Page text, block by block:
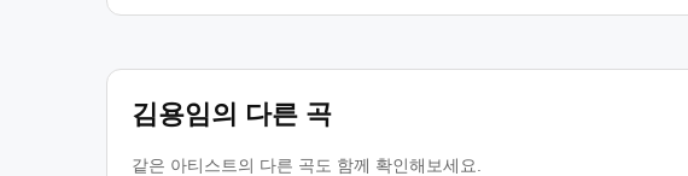
김용임의 다른 곡
같은 아티스트의 다른 곡도 함께 확인해보세요.